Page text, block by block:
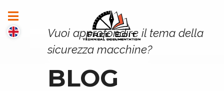
Vuoi approfondire il tema della
sicurezza macchine?
BLOG